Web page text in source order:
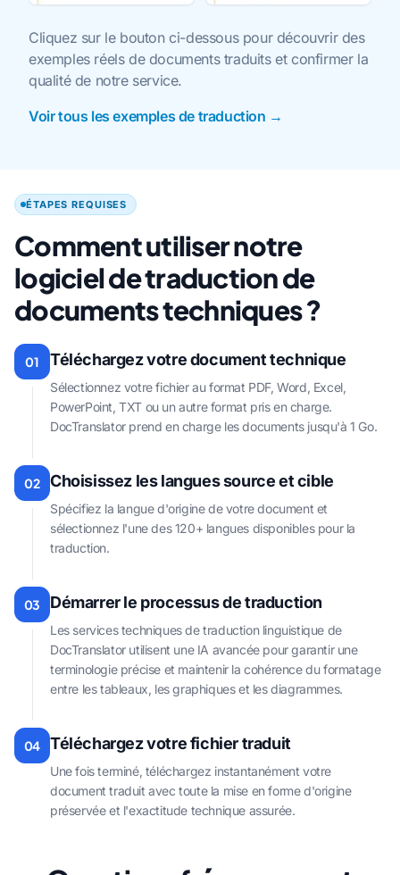
Cliquez sur le bouton ci-dessous pour découvrir des
exemples réels de documents traduits et confirmer la
qualité de notre service.
Voir tous les exemples de traduction →
ÉTAPES REQUISES
Comment utiliser notre
logiciel de traduction de
documents techniques ?
01 Téléchargez votre document technique
Sélectionnez votre fichier au format PDF, Word, Excel,
PowerPoint, TXT ou un autre format pris en charge.
DocTranslator prend en charge les documents jusqu'à 1 Go.
02 Choisissez les langues source et cible
Spécifiez la langue d'origine de votre document et
sélectionnez l'une des 120+ langues disponibles pour la
traduction.
03 Démarrer le processus de traduction
Les services techniques de traduction linguistique de
DocTranslator utilisent une IA avancée pour garantir une
terminologie précise et maintenir la cohérence du formatage
entre les tableaux, les graphiques et les diagrammes.
04 Téléchargez votre fichier traduit
Une fois terminé, téléchargez instantanément votre
document traduit avec toute la mise en forme d'origine
préservée et l'exactitude technique assurée.